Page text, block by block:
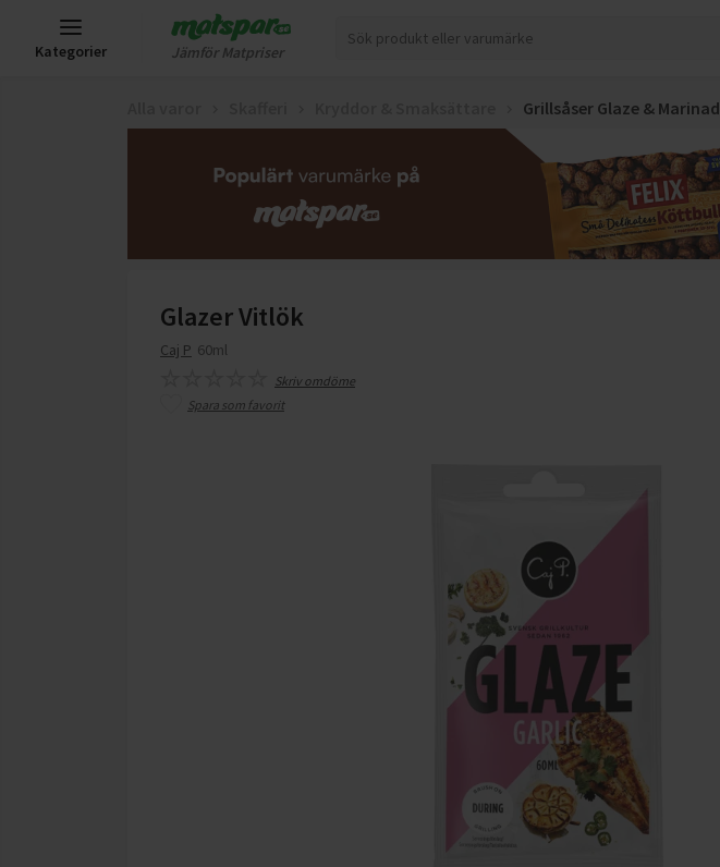
Kategorier Jämför Matpriser
Grillsåser Glaze & Marinad
Glazer Vitlök
Caj P 60ml
Skriv omdöme
Spara som favorit